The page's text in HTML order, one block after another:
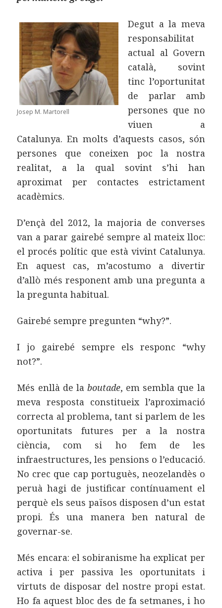
Josep M. Martorell
Degut a la meva
responsabilitat
actual al Govern
català, sovint
tinc l’oportunitat
de parlar amb
persones que no
viuen a
Catalunya. En molts d’aquests casos, són
persones que coneixen poc la nostra
realitat, a la qual sovint s’hi han
aproximat per contactes estrictament
acadèmics.
D’ençà del 2012, la majoria de converses
van a parar gairebé sempre al mateix lloc:
el procés polític que està vivint Catalunya.
En aquest cas, m’acostumo a divertir
d’allò més responent amb una pregunta a
la pregunta habitual.
Gairebé sempre pregunten “why?”.
I jo gairebé sempre els responc “why
not?”.
Més enllà de la boutade, em sembla que la
meva resposta constitueix l’aproximació
correcta al problema, tant si parlem de les
oportunitats futures per a la nostra
ciència, com si ho fem de les
infraestructures, les pensions o l’educació.
No crec que cap portuguès, neozelandès o
peruà hagi de justificar contínuament el
perquè els seus països disposen d’un estat
propi. És una manera ben natural de
governar-se.
Més encara: el sobiranisme ha explicat per
activa i per passiva les oportunitats i
virtuts de disposar del nostre propi estat.
Ho fa aquest bloc des de fa setmanes, i ho